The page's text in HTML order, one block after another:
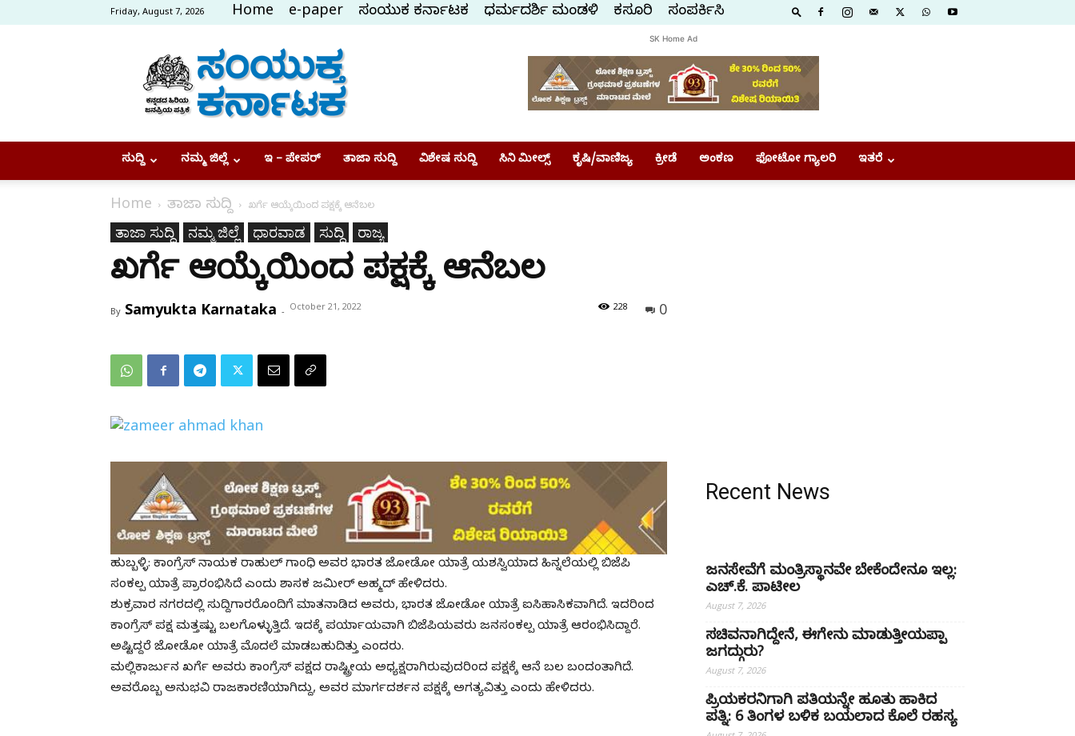
Friday, August 7, 2026 Home e-paper ಸಂಯುಕ್ತ ಕರ್ನಾಟಕ ಧರ್ಮದರ್ಶಿ ಮಂಡಳಿ ಕಸ್ತೂರಿ ಸಂಪರ್ಕಿಸಿ
Samyukta
Karnataka
SK Home Ad
ಸುದ್ದಿ ನಮ್ಮ ಜಿಲ್ಲೆ ಇ – ಪೇಪರ್ ತಾಜಾ ಸುದ್ದಿ ವಿಶೇಷ ಸುದ್ದಿ ಸಿನಿ ಮೀಲ್ಸ್ ಕೃಷಿ/ವಾಣಿಜ್ಯ ಕ್ರೀಡೆ ಅಂಕಣ ಫೋಟೋ ಗ್ಯಾಲರಿ ಇತರೆ
Home ತಾಜಾ ಸುದ್ದಿ ಖರ್ಗೆ ಆಯ್ಕೆಯಿಂದ ಪಕ್ಷಕ್ಕೆ ಆನೆಬಲ
ತಾಜಾ ಸುದ್ದಿ ನಮ್ಮ ಜಿಲ್ಲೆ ಧಾರವಾಡ ಸುದ್ದಿ ರಾಜ್ಯ
ಖರ್ಗೆ ಆಯ್ಕೆಯಿಂದ ಪಕ್ಷಕ್ಕೆ ಆನೆಬಲ
By Samyukta Karnataka - October 21, 2022 0
228
ಹುಬ್ಬಳ್ಳಿ: ಕಾಂಗ್ರೆಸ್ ನಾಯಕ ರಾಹುಲ್ ಗಾಂಧಿ ಅವರ ಭಾರತ ಜೋಡೋ ಯಾತ್ರೆ ಯಶಸ್ವಿಯಾದ ಹಿನ್ನಲೆಯಲ್ಲಿ ಬಿಜೆಪಿ
ಸಂಕಲ್ಪ ಯಾತ್ರೆ ಪ್ರಾರಂಭಿಸಿದೆ ಎಂದು ಶಾಸಕ ಜಮೀರ್ ಅಹ್ಮದ್ ಹೇಳಿದರು.
ಶುಕ್ರವಾರ ನಗರದಲ್ಲಿ ಸುದ್ದಿಗಾರರೊಂದಿಗೆ ಮಾತನಾಡಿದ ಅವರು, ಭಾರತ ಜೋಡೋ ಯಾತ್ರೆ ಐಸಿಹಾಸಿಕವಾಗಿದೆ. ಇದರಿಂದ
ಕಾಂಗ್ರೆಸ್ ಪಕ್ಷ ಮತ್ತಷ್ಟು ಬಲಗೊಳ್ಳುತ್ತಿದೆ. ಇದಕ್ಕೆ ಪರ್ಯಾಯವಾಗಿ ಬಿಜೆಪಿಯವರು ಜನಸಂಕಲ್ಪ ಯಾತ್ರೆ ಆರಂಭಿಸಿದ್ದಾರೆ.
ಅಷ್ಟಿದ್ದರೆ ಜೋಡೋ ಯಾತ್ರೆ ಮೊದಲೆ ಮಾಡಬಹುದಿತ್ತು ಎಂದರು.
ಮಲ್ಲಿಕಾರ್ಜುನ ಖರ್ಗೆ ಅವರು ಕಾಂಗ್ರೆಸ್ ಪಕ್ಷದ ರಾಷ್ಟ್ರೀಯ ಅಧ್ಯಕ್ಷರಾಗಿರುವುದರಿಂದ ಪಕ್ಷಕ್ಕೆ ಆನೆ ಬಲ ಬಂದಂತಾಗಿದೆ.
ಅವರೊಬ್ಬ ಅನುಭವಿ ರಾಜಕಾರಣಿಯಾಗಿದ್ದು, ಅವರ ಮಾರ್ಗದರ್ಶನ ಪಕ್ಷಕ್ಕೆ ಅಗತ್ಯವಿತ್ತು ಎಂದು ಹೇಳಿದರು.
Recent News
ಜನಸೇವೆಗೆ ಮಂತ್ರಿಸ್ಥಾನವೇ ಬೇಕೆಂದೇನೂ ಇಲ್ಲ:
ಎಚ್‌.ಕೆ. ಪಾಟೀಲ
August 7, 2026
ಸಚಿವನಾಗಿದ್ದೇನೆ, ಈಗೇನು ಮಾಡುತ್ತೀಯಪ್ಪಾ
ಜಗದ್ಗುರು?
August 7, 2026
ಪ್ರಿಯಕರನಿಗಾಗಿ ಪತಿಯನ್ನೇ ಹೂತು ಹಾಕಿದ
ಪತ್ನಿ: 6 ತಿಂಗಳ ಬಳಿಕ ಬಯಲಾದ ಕೊಲೆ ರಹಸ್ಯ